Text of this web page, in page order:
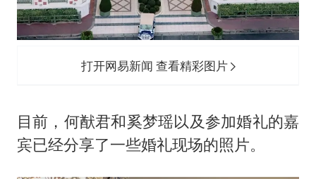
打开网易新闻 查看精彩图片
目前，何猷君和奚梦瑶以及参加婚礼的嘉
宾已经分享了一些婚礼现场的照片。